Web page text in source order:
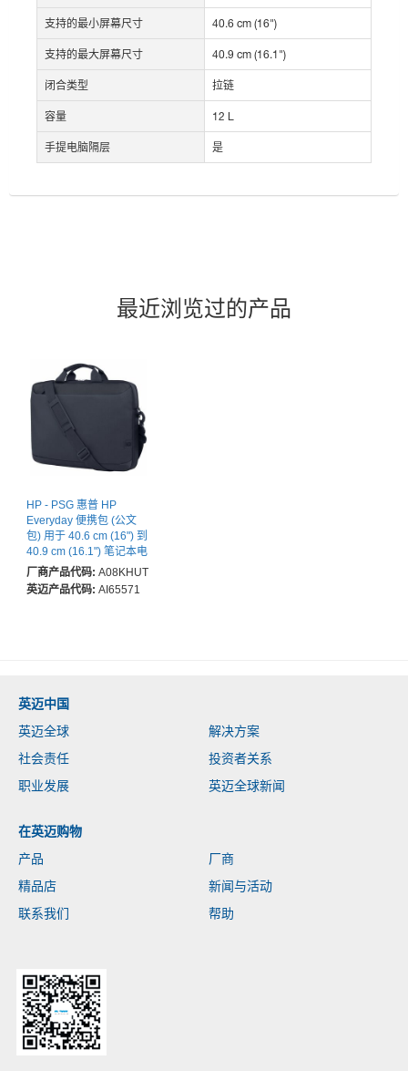
支持的最小屏幕尺寸 40.6 cm (16")
支持的最大屏幕尺寸 40.9 cm (16.1")
闭合类型 拉链
容量 12 L
手提电脑隔层 是
最近浏览过的产品
HP - PSG 惠普 HP
Everyday 便携包 (公文
包) 用于 40.6 cm (16") 到
40.9 cm (16.1") 笔记本电
脑 - 防水, 防撞, 防刮 -
600D聚酯纤维, 布料, 发
泡聚乙烯泡沫 (EPE), 塑
厂商产品代码: A08KHUT
英迈产品代码: AI65571
英迈中国
英迈全球
解决方案
社会责任
投资者关系
职业发展
英迈全球新闻
在英迈购物
产品
厂商
精品店
新闻与活动
联系我们
帮助